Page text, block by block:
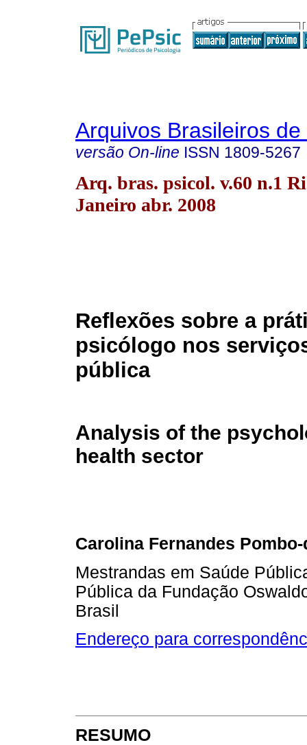
Arquivos Brasileiros
versão On-line ISSN 1809-5267
Arq. bras. psicol. v.60 n.1
Janeiro abr. 2008
Reflexões sobre a
psicólogo nos
pública
Analysis of the
health sector
Carolina Fernandes
Mestrandas em Saúde
Pública da Fundação
Brasil
Endereço para
RESUMO